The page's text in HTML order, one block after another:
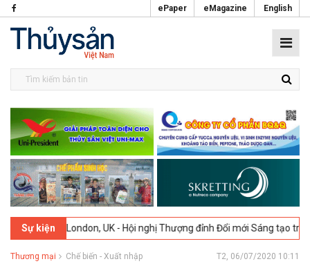
ePaper eMagazine English
Sự kiện
2026 London, UK - Hội nghị Thượng đỉnh Đổi mới Sáng tạo trong
Thương mại Chế biến - Xuất nhập T2, 06/07/2020 10:11